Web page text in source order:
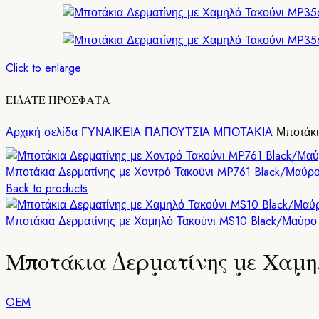
Click to enlarge
ΕΙΔΑΤΕ ΠΡΟΣΦΑΤΑ
Αρχική σελίδα ΓΥΝΑΙΚΕΙΑ ΠΑΠΟΥΤΣΙΑ ΜΠΟΤΑΚΙΑ
Μποτάκια Δερματίνης με Χοντρό Τακούνι MP761 Black/
Back to products
Μποτάκια Δερματίνης με Χαμηλό Τακούνι MS10 Black/
Μποτάκια Δερματίνης με
OEM